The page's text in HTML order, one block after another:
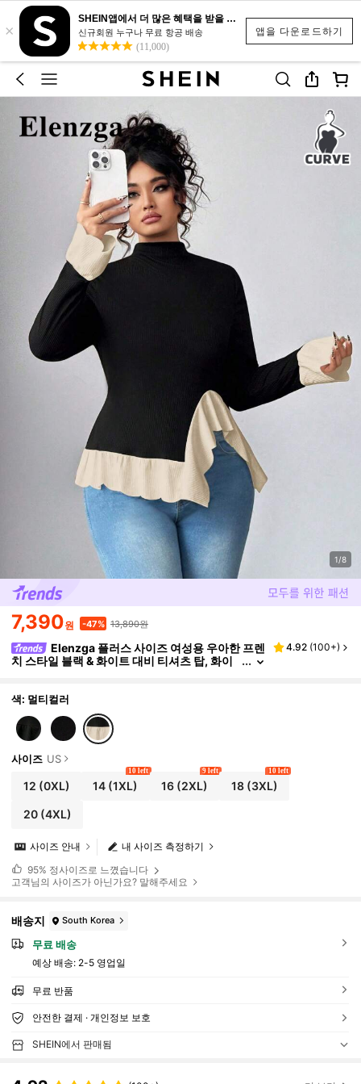
앱을 다운로드하기
×
SHEIN앱에서 더 많은 혜택을 받을 수 있어요.
신규회원 누구나 무료 항공 배송
(11,000)
1/8
7,390원 -47% 13,890원
Elenzga 플러스 사이즈 여성용 우아한 프렌
치 스타일 블랙 & 화이트 대비 티셔츠 탑, 화이
4.92 (100+)
색: 멀티컬러
사이즈 US
12 (0XL) 14 (1XL)
10 left
16(2XL)
9 left
18(3XL)
10 left
20(4XL)
내 사이즈 측정하기
사이즈 안내
95% 정사이즈로 느꼈습니다
고객님의 사이즈가 아닌가요? 말해주세요
배송지 South Korea
무료 배송
예상 배송: 2-5 영업일
무료 반품
안전한 결제 · 개인정보 보호
SHEIN에서 판매됨